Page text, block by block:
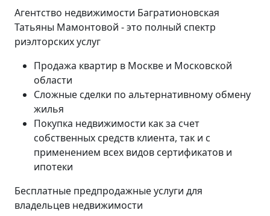
Агентство недвижимости Багратионовская
Татьяны Мамонтовой - это полный спектр
риэлторских услуг
Продажа квартир в Москве и Московской
области
Сложные сделки по альтернативному обмену
жилья
Покупка недвижимости как за счет
собственных средств клиента, так и с
применением всех видов сертификатов и
ипотеки
Бесплатные предпродажные услуги для
владельцев недвижимости